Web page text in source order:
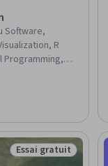
Software,
R
Programming,
Data
Statut : Essai gratuit
Essai gratuit